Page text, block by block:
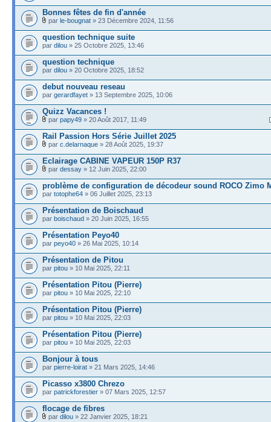
Bonnes fêtes de fin d'année
par le-bougnat » 23 Décembre 2024, 11:56
question technique suite
par dilou » 25 Octobre 2025, 13:46
question technique
par dilou » 20 Octobre 2025, 18:52
debut nouveau reseau
par gerardfayet » 13 Septembre 2025, 10:06
Quizz Vacances !
par papy49 » 20 Août 2017, 11:49
Rail Passion Hors Série Juillet 2025
par c.delarnaque » 28 Août 2025, 19:37
Eclairage CABINE VAPEUR 150P R37
par dessay » 12 Juin 2025, 22:00
problème de configuration de décodeur sound ROCO Zimo
par totophe64 » 06 Juillet 2025, 23:13
Présentation de Boischaud
par boischaud » 20 Juin 2025, 16:55
Présentation Peyo40
par peyo40 » 26 Mai 2025, 10:14
Présentation de Pitou
par pitou » 10 Mai 2025, 22:11
Présentation Pitou (Pierre)
par pitou » 10 Mai 2025, 22:10
Présentation Pitou (Pierre)
par pitou » 10 Mai 2025, 22:03
Présentation Pitou (Pierre)
par pitou » 10 Mai 2025, 22:03
Bonjour à tous
par pierre-loirat » 21 Mars 2025, 14:46
Picasso x3800 Chrezo
par patrickforestier » 07 Mars 2025, 12:57
flocage de fibres
par dilou » 22 Janvier 2025, 18:21